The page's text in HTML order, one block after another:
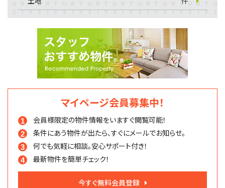
マイページ会員募集中！
会員様限定の物件情報をいますぐ閲覧可能！
条件にあう物件が出たら、すぐにメールでお知らせ。
何でも気軽に相談。安心サポート付き！
最新物件を簡単チェック！
今すぐ無料会員登録